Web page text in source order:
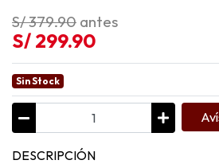
S/ 379.90 antes
S/ 299.90
Sin Stock
DESCRIPCIÓN